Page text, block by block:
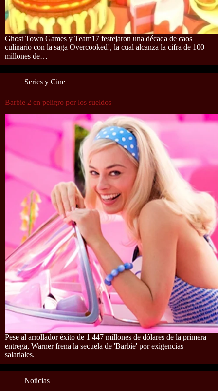
Ghost Town Games y Team17 festejaron una década de caos
culinario con la saga Overcooked!, la cual alcanza la cifra de 100
millones de…
Series y Cine
Barbie 2 en peligro por los sueldos
Pese al arrollador éxito de 1.447 millones de dólares de la primera
entrega, Warner frena la secuela de 'Barbie' por exigencias
salariales.
Noticias